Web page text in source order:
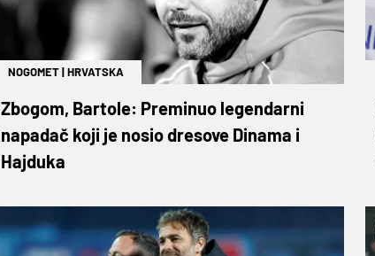
NOGOMET|HRVATSKA
Zbogom, Bartole: Preminuo legendarni
napadač koji je nosio dresove Dinama i
Hajduka